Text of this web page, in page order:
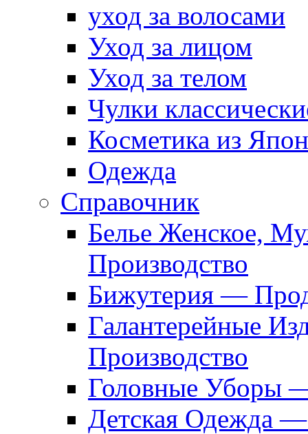
уход за волосами
Уход за лицом
Уход за телом
Чулки
Косметика из
Одежда
Справочник
Белье Женское,
Производство
Бижутерия —
Галантерейные
Производство
Головные Уборы
Детская Одежда